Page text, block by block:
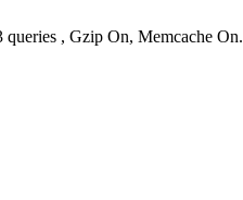
queries , Gzip On, Memcache On.